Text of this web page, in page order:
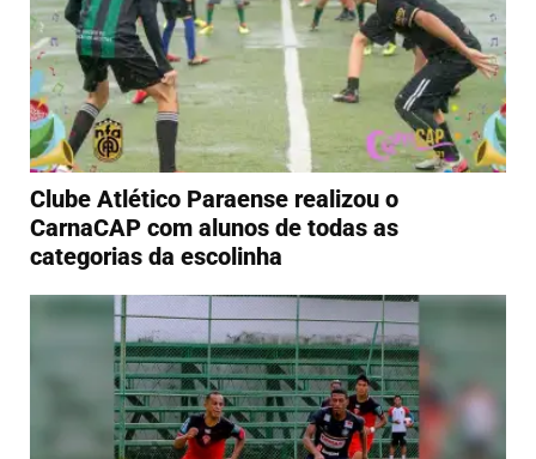
Clube Atlético Paraense realizou o
CarnaCAP com alunos de todas as
categorias da escolinha